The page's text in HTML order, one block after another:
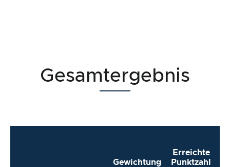
Gesamtergebnis
Gewichtung
Erreichte
Punktzahl